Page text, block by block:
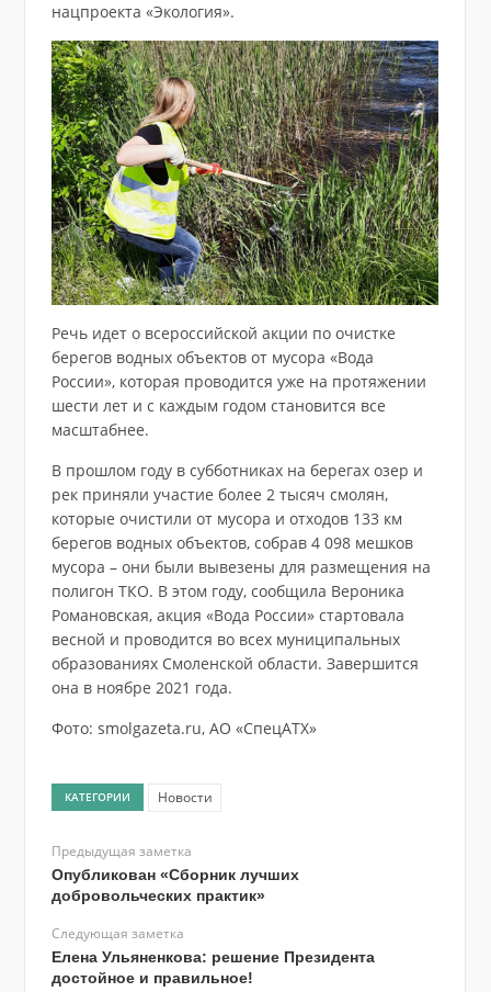
нацпроекта «Экология».
Речь идет о всероссийской акции по очистке
берегов водных объектов от мусора «Вода
России», которая проводится уже на протяжении
шести лет и с каждым годом становится все
масштабнее.
В прошлом году в субботниках на берегах озер и
рек приняли участие более 2 тысяч смолян,
которые очистили от мусора и отходов 133 км
берегов водных объектов, собрав 4 098 мешков
мусора – они были вывезены для размещения на
полигон ТКО. В этом году, сообщила Вероника
Романовская, акция «Вода России» стартовала
весной и проводится во всех муниципальных
образованиях Смоленской области. Завершится
она в ноябре 2021 года.
Фото: smolgazeta.ru, АО «СпецАТХ»
КАТЕГОРИИ Новости
Предыдущая заметка
Опубликован «Сборник лучших
добровольческих практик»
Следующая заметка
Елена Ульяненкова: решение Президента
достойное и правильное!